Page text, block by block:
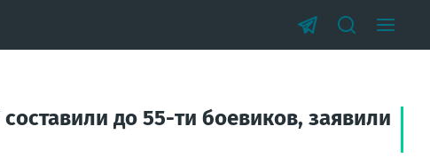
до 55-ти боевиков, заявили